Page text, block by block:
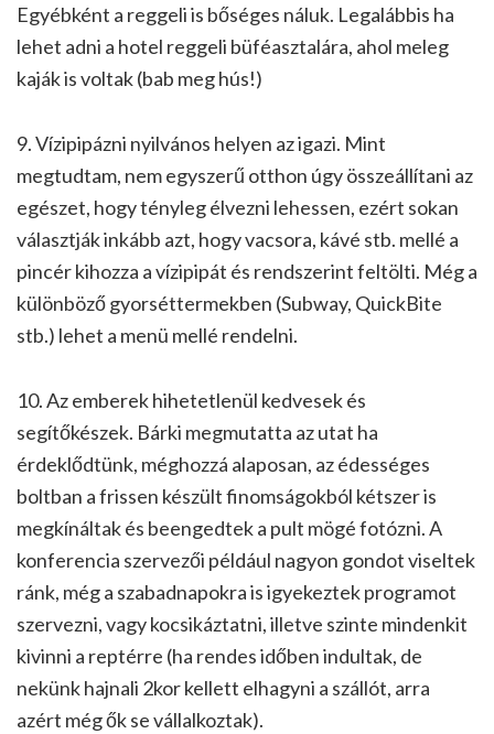
Egyébként a reggeli is bőséges náluk. Legalábbis ha
lehet adni a hotel reggeli büféasztalára, ahol meleg
kaják is voltak (bab meg hús!)
9. Vízipipázni nyilvános helyen az igazi. Mint
megtudtam, nem egyszerű otthon úgy összeállítani az
egészet, hogy tényleg élvezni lehessen, ezért sokan
választják inkább azt, hogy vacsora, kávé stb. mellé a
pincér kihozza a vízipipát és rendszerint feltölti. Még a
különböző gyorséttermekben (Subway, QuickBite
stb.) lehet a menü mellé rendelni.
10. Az emberek hihetetlenül kedvesek és
segítőkészek. Bárki megmutatta az utat ha
érdeklődtünk, méghozzá alaposan, az édességes
boltban a frissen készült finomságokból kétszer is
megkínáltak és beengedtek a pult mögé fotózni. A
konferencia szervezői például nagyon gondot viseltek
ránk, még a szabadnapokra is igyekeztek programot
szervezni, vagy kocsikáztatni, illetve szinte mindenkit
kivinni a reptérre (ha rendes időben indultak, de
nekünk hajnali 2kor kellett elhagyni a szállót, arra
azért még ők se vállalkoztak).